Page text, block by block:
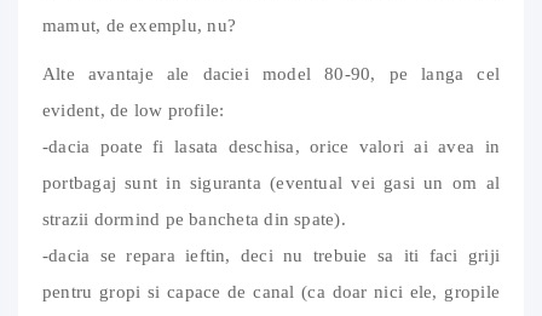
mamut, de exemplu, nu?
Alte avantaje ale daciei model 80-90, pe langa cel
evident, de low profile:
-dacia poate fi lasata deschisa, orice valori ai avea in
portbagaj sunt in siguranta (eventual vei gasi un om al
strazii dormind pe bancheta din spate).
-dacia se repara ieftin, deci nu trebuie sa iti faci griji
pentru gropi si capace de canal (ca doar nici ele, gropile